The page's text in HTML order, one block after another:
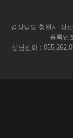
경상남도 창원시 성
등록번
상담전화 :